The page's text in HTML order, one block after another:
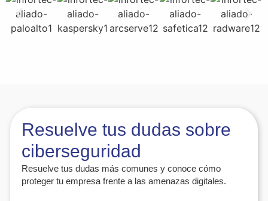
Resuelve tus dudas sobre
ciberseguridad
Resuelve tus dudas más comunes y conoce cómo
proteger tu empresa frente a las amenazas digitales.